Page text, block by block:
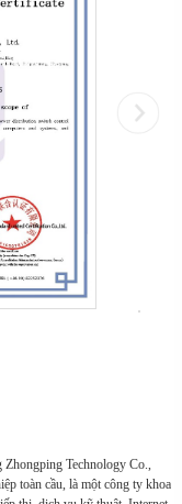
Technology Co.,
toàn cầu, là một công ty khoa